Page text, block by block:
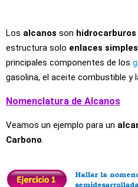
Los alcanos son
estructura solo enlaces simples
principales componentes de los
gasolina, el aceite combustible y
Nomenclatura de Alcanos
Veamos un ejemplo para un
Carbono.